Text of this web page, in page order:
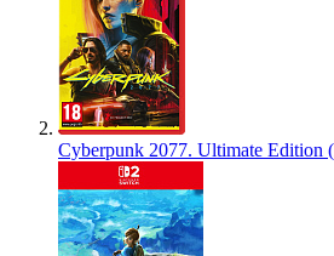
Cyberpunk 2077. Ultimate Edition